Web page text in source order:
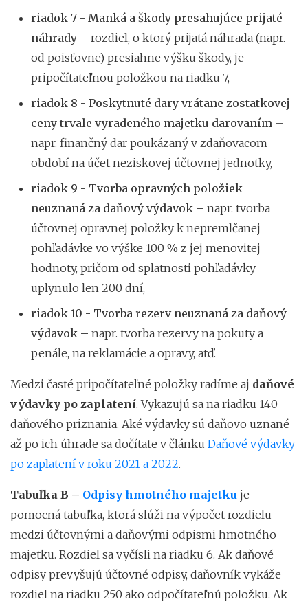
riadok 7 - Manká a škody presahujúce prijaté
náhrady – rozdiel, o ktorý prijatá náhrada (napr.
od poisťovne) presiahne výšku škody, je
pripočítateľnou položkou na riadku 7,
riadok 8 - Poskytnuté dary vrátane zostatkovej
ceny trvale vyradeného majetku darovaním –
napr. finančný dar poukázaný v zdaňovacom
období na účet neziskovej účtovnej jednotky,
riadok 9 - Tvorba opravných položiek
neuznaná za daňový výdavok – napr. tvorba
účtovnej opravnej položky k nepremlčanej
pohľadávke vo výške 100 % z jej menovitej
hodnoty, pričom od splatnosti pohľadávky
uplynulo len 200 dní,
riadok 10 - Tvorba rezerv neuznaná za daňový
výdavok – napr. tvorba rezervy na pokuty a
penále, na reklamácie a opravy, atď.
Medzi časté pripočítateľné položky radíme aj daňové
výdavky po zaplatení. Vykazujú sa na riadku 140
daňového priznania. Aké výdavky sú daňovo uznané
až po ich úhrade sa dočítate v článku Daňové výdavky
po zaplatení v roku 2021 a 2022.
Tabuľka B – Odpisy hmotného majetku je
pomocná tabuľka, ktorá slúži na výpočet rozdielu
medzi účtovnými a daňovými odpismi hmotného
majetku. Rozdiel sa vyčísli na riadku 6. Ak daňové
odpisy prevyšujú účtovné odpisy, daňovník vykáže
rozdiel na riadku 250 ako odpočítateľnú položku. Ak